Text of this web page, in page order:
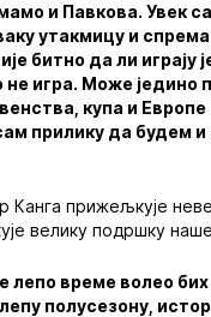
и Павкова. Увек
утакмицу и
битно да ли
не игра. Може
купа и
прилику да будем
Канга прижељкује
велику подршку
лепо време волео
полусезону,